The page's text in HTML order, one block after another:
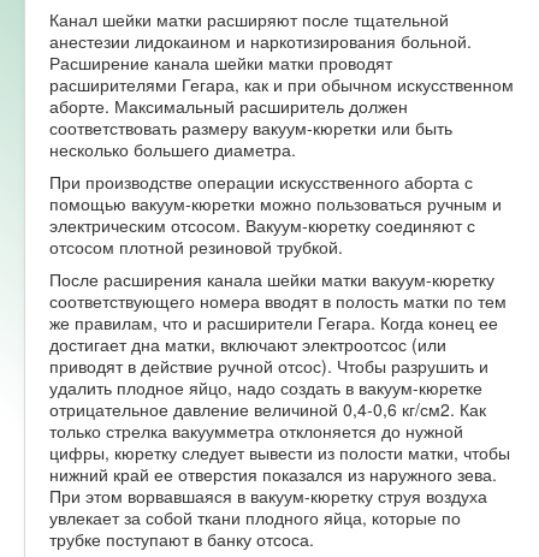
Канал шейки матки расширяют после тщательной
анестезии лидокаином и наркотизирования больной.
Расширение канала шейки матки проводят
расширителями Гегара, как и при обычном искусственном
аборте. Максимальный расширитель должен
соответствовать размеру вакуум-кюретки или быть
несколько большего диаметра.
При производстве операции искусственного аборта с
помощью вакуум-кюретки можно пользоваться ручным и
электрическим отсосом. Вакуум-кюретку соединяют с
отсосом плотной резиновой трубкой.
После расширения канала шейки матки вакуум-кюретку
соответствующего номера вводят в полость матки по тем
же правилам, что и расширители Гегара. Когда конец ее
достигает дна матки, включают электроотсос (или
приводят в действие ручной отсос). Чтобы разрушить и
удалить плодное яйцо, надо создать в вакуум-кюретке
отрицательное давление величиной 0,4-0,6 кг/см2. Как
только стрелка вакуумметра отклоняется до нужной
цифры, кюретку следует вывести из полости матки, чтобы
нижний край ее отверстия показался из наружного зева.
При этом ворвавшаяся в вакуум-кюретку струя воздуха
увлекает за собой ткани плодного яйца, которые по
трубке поступают в банку отсоса.